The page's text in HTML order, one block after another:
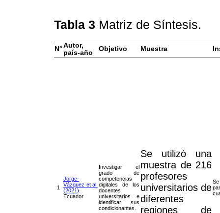
Tabla 3 Matriz de Síntesis.
N° Autor,
país-año
Objetivo Muestra
1
Jorge-
Vázquez et al.
(2021).
Ecuador
Investigar el
grado de
competencias
digitales de los
docentes
universitarios e
identificar sus
condicionantes.
Se utilizó una
muestra de 216
profesores
universitarios de
diferentes
regiones de